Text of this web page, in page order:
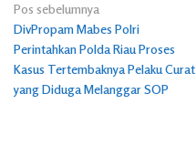
Navigasi
pos
Pos sebelumnya
DivPropam Mabes Polri
Perintahkan Polda Riau Proses
Kasus Tertembaknya Pelaku Curat
yang Diduga Melanggar SOP